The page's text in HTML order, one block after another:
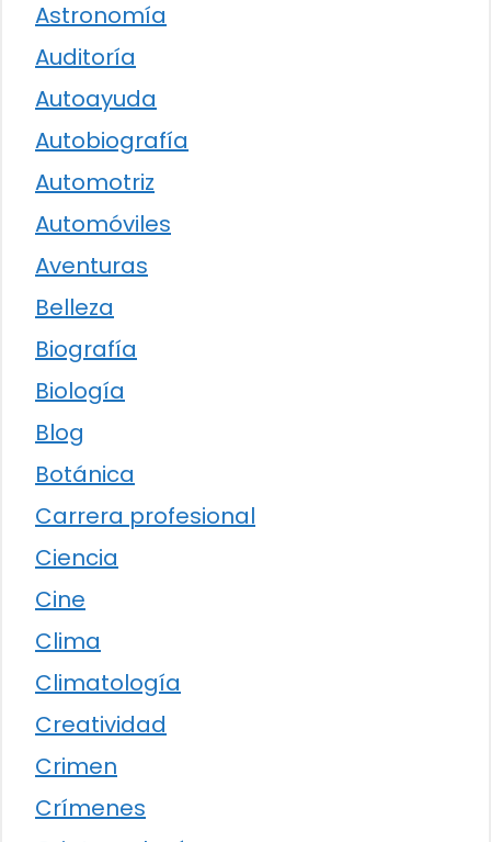
Astronomía
Auditoría
Autoayuda
Autobiografía
Automotriz
Automóviles
Aventuras
Belleza
Biografía
Biología
Blog
Botánica
Carrera profesional
Ciencia
Cine
Clima
Climatología
Creatividad
Crimen
Crímenes